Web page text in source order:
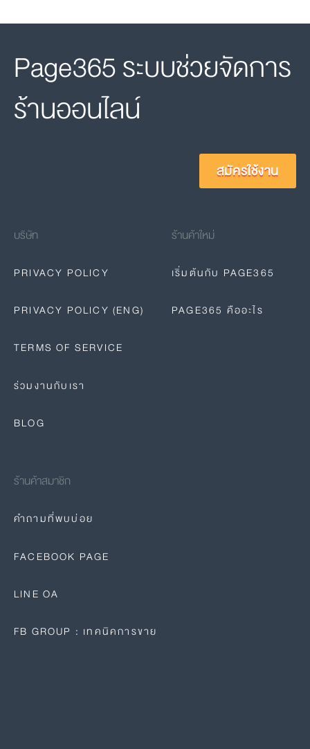
Page365 ระบบช่วยจัดการ
ร้านออนไลน์
สมัครใช้งาน
บริษัท
PRIVACY POLICY
PRIVACY POLICY (ENG)
TERMS OF SERVICE
ร่วมงานกับเรา
BLOG
ร้านค้าใหม่
เริ่มต้นกับ PAGE365
PAGE365 คืออะไร
ร้านค้าสมาชิก
คำถามที่พบบ่อย
FACEBOOK PAGE
LINE OA
FB GROUP : เทคนิคการขาย